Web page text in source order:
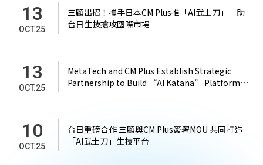
13
OCT.25
三顧出招！攜手日本CM Plus推「AI武士刀」 助
台日生技搶攻國際市場
13
OCT.25
MetaTech and CM Plus Establish Strategic
Partnership to Build “AI Katana” Platform
10
OCT.25
台日重磅合作 三顧與CM Plus簽署MOU 共同打造
「AI武士刀」生技平台